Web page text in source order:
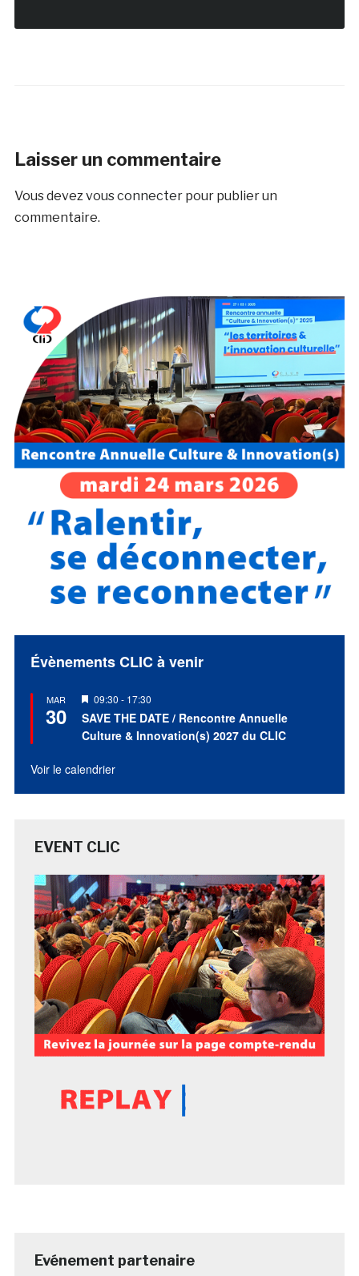
Laisser un commentaire
Vous devezvous connecterpour publier un
commentaire.
Évènements CLIC à venir
MAR
30
Mis
en
avant
09:30 - 17:30
SAVE THE DATE / Rencontre Annuelle
Culture & Innovation(s) 2027 du CLIC
Voir le calendrier
EVENT CLIC
Evénement partenaire